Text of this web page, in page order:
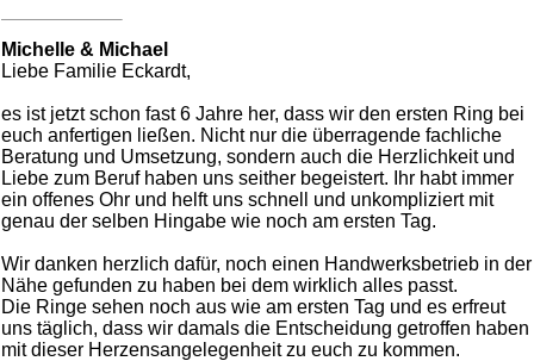
Michelle & Michael
Liebe Familie Eckardt,
es ist jetzt schon fast 6 Jahre her, dass wir den ersten Ring bei
euch anfertigen ließen. Nicht nur die überragende fachliche
Beratung und Umsetzung, sondern auch die Herzlichkeit und
Liebe zum Beruf haben uns seither begeistert. Ihr habt immer
ein offenes Ohr und helft uns schnell und unkompliziert mit
genau der selben Hingabe wie noch am ersten Tag.
Wir danken herzlich dafür, noch einen Handwerksbetrieb in der
Nähe gefunden zu haben bei dem wirklich alles passt.
Die Ringe sehen noch aus wie am ersten Tag und es erfreut
uns täglich, dass wir damals die Entscheidung getroffen haben
mit dieser Herzensangelegenheit zu euch zu kommen.